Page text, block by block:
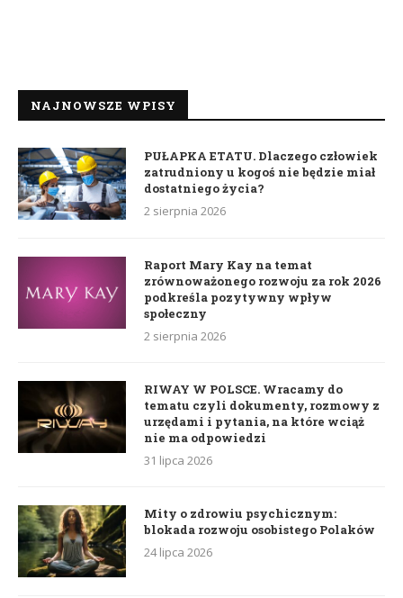
NAJNOWSZE WPISY
PUŁAPKA ETATU. Dlaczego człowiek
zatrudniony u kogoś nie będzie miał
dostatniego życia?
2 sierpnia 2026
Raport Mary Kay na temat
zrównoważonego rozwoju za rok 2026
podkreśla pozytywny wpływ
społeczny
2 sierpnia 2026
RIWAY W POLSCE. Wracamy do
tematu czyli dokumenty, rozmowy z
urzędami i pytania, na które wciąż
nie ma odpowiedzi
31 lipca 2026
Mity o zdrowiu psychicznym:
blokada rozwoju osobistego Polaków
24 lipca 2026